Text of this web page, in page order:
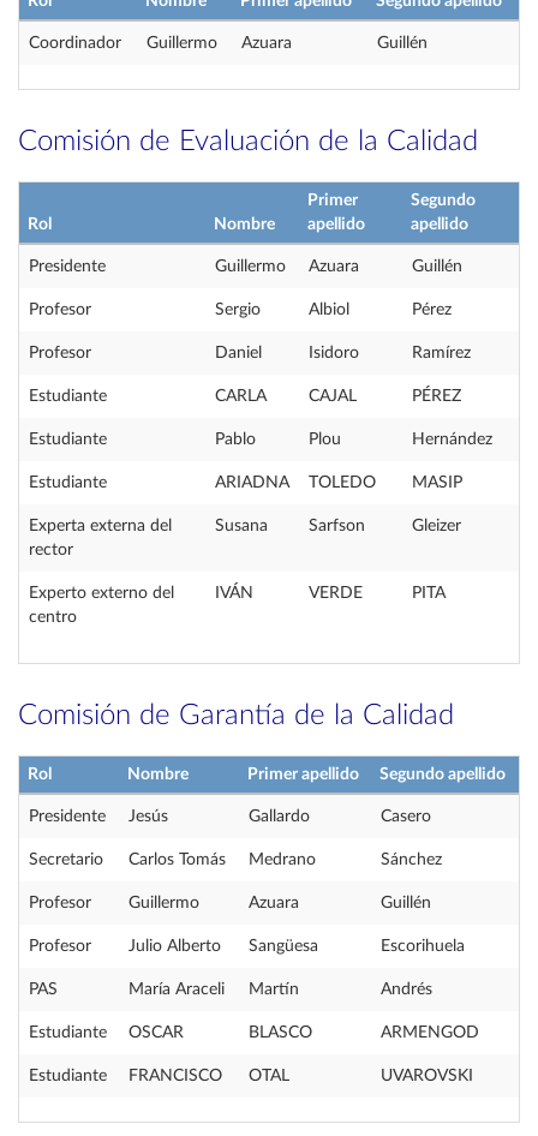
Coordinador Guillermo Azuara Guillén
Comisión de Evaluación de la Calidad
Rol Nombre
Primer
apellido
Segundo
apellido
Presidente Guillermo Azuara Guillén
Profesor Sergio Albiol Pérez
Profesor Daniel Isidoro Ramírez
Estudiante CARLA CAJAL PÉREZ
Estudiante Pablo Plou Hernández
Estudiante ARIADNA TOLEDO MASIP
Experta externa del
rector
Susana Sarfson Gleizer
Experto externo del
centro
IVÁN VERDE PITA
Comisión de Garantía de la Calidad
Rol Nombre Primer apellido Segundo apellido
Presidente Jesús Gallardo Casero
Secretario Carlos Tomás Medrano Sánchez
Profesor Guillermo Azuara Guillén
Profesor Julio Alberto Sangüesa Escorihuela
PAS María Araceli Martín Andrés
Estudiante OSCAR BLASCO ARMENGOD
Estudiante FRANCISCO OTAL UVAROVSKI